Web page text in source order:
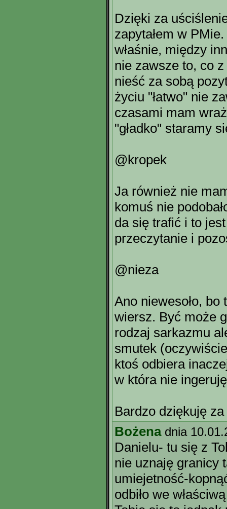
Dzięki za
zapytałem w
właśnie, między
nie zawsze to, co
nieść za sobą
życiu "łatwo" nie
czasami mam
"gładko" staramy
@kropek
Ja również nie
komuś nie
da się trafić i to
przeczytanie i
@nieza
Ano niewesoło,
wiersz. Być może
rodzaj sarkazmu
smutek
ktoś odbiera
w która nie
Bardzo dziękuję
Bożena dnia
Danielu- tu się z
nie uznaję granicy
umiejetność-
odbiło we